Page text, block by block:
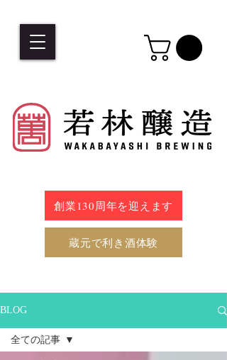
創業130周年を迎えます
蔵元で利き酒体験
BLOG
全ての記事